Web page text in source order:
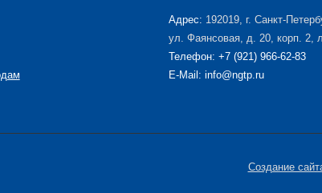
Адрес: 192019, г. Санкт-
ул. Фаянсовая, д. 20, корп. 2,
Телефон: +7 (921) 966-62-83
E-Mail: info@ngtp.ru
Создание